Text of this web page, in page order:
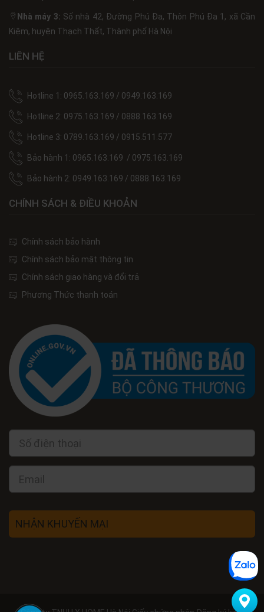
Nhà máy 3: Số nhà 42, Đường Phú Đa, Thôn Phú Đa 1, xã Cần
Kiệm, huyện Thạch Thất, Thành phố Hà Nội
LIÊN HỆ
Hotline 1: 0965.163.169 / 0949.163.169
Hotline 2: 0975.163.169 / 0888.163.169
Hotline 3: 0789.163.169 / 0915.511.577
Bảo hành 1: 0965.163.169 / 0975.163.169
Bảo hành 2: 0949.163.169 / 0888.163.169
CHÍNH SÁCH & ĐIỀU KHOẢN
Chính sách bảo hành
Chính sách bảo mật thông tin
Chính sách giao hàng và đổi trả
Phương Thức thanh toán
NHẬN KHUYẾN MẠI